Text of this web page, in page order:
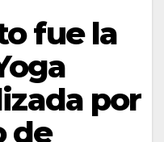
fue la
por
de